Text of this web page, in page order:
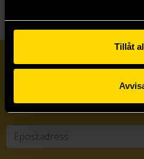
Tillåt
Prenumerera på